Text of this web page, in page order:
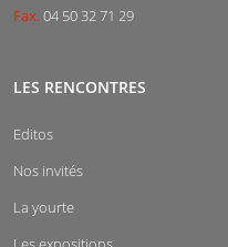
Fax.04 50 32 71 29
LES RENCONTRES
Editos
Nos invités
La yourte